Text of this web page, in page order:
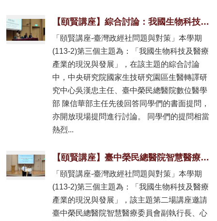
【頤賢講座】綜合討論：我國生物科技及醫療產業的現況與發展-2025.05.29
「頤賢講座-臺灣政經社問題與對策」本學期
(113-2)第三個主題為：「我國生物科技及醫療
產業的現況與發展」，在該主題的綜合討論
中，中央研究院國家生技研究園區生醫轉譯研
究中心吳漢忠主任、臺中榮民總醫院數位醫學
部 陳信華部主任先後回答同學們的書面提問，
亦開放現場提問進行討論。 同學們的提問相當
熱烈...
【頤賢講座】臺中榮民總醫院智慧醫療委員會林維文副執行長: 「智慧醫療的發展與現況」-2025.05.22
「頤賢講座-臺灣政經社問題與對策」本學期
(113-2)第三個主題為：「我國生物科技及醫療
產業的現況與發展」，該主題第二場講座邀請
臺中榮民總醫院智慧醫療委員會副執行長、心